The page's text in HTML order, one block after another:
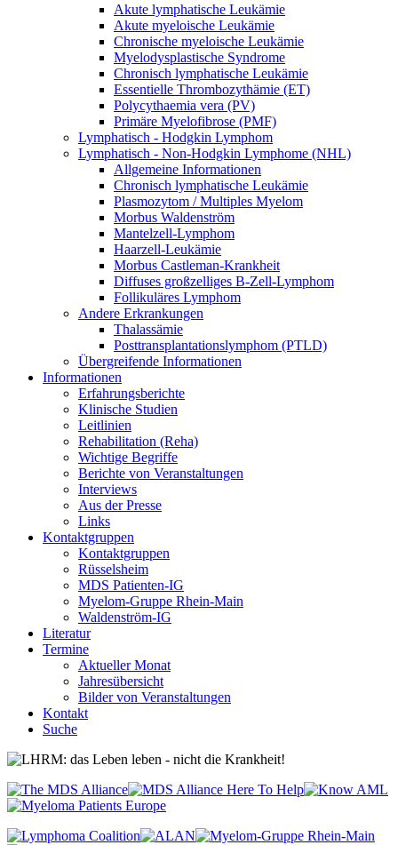
Akute lymphatische Leukämie
Akute myeloische Leukämie
Chronische myeloische Leukämie
Myelodysplastische Syndrome
Chronisch lymphatische Leukämie
Essentielle Thrombozythämie (ET)
Polycythaemia vera (PV)
Primäre Myelofibrose (PMF)
Lymphatisch - Hodgkin Lymphom
Lymphatisch - Non-Hodgkin Lymphome (NHL)
Allgemeine Informationen
Chronisch lymphatische Leukämie
Plasmozytom / Multiples Myelom
Morbus Waldenström
Mantelzell-Lymphom
Haarzell-Leukämie
Morbus Castleman-Krankheit
Diffuses großzelliges B-Zell-Lymphom
Follikuläres Lymphom
Andere Erkrankungen
Thalassämie
Posttransplantationslymphom (PTLD)
Übergreifende Informationen
Informationen
Erfahrungsberichte
Klinische Studien
Leitlinien
Rehabilitation (Reha)
Wichtige Begriffe
Berichte von Veranstaltungen
Interviews
Aus der Presse
Links
Kontaktgruppen
Kontaktgruppen
Rüsselsheim
MDS Patienten-IG
Myelom-Gruppe Rhein-Main
Waldenström-IG
Literatur
Termine
Aktueller Monat
Jahresübersicht
Bilder von Veranstaltungen
Kontakt
Suche